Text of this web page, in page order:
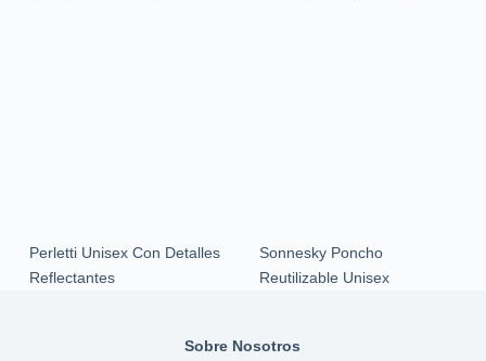
Perletti Unisex Con Detalles
Reflectantes
Sonnesky Poncho
Reutilizable Unisex
Sobre Nosotros